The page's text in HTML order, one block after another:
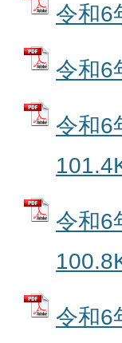
令和6
令和6
令和6
令和6
令和6